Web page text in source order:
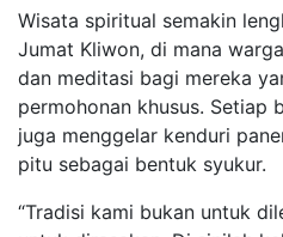
Wisata spiritual semakin
Jumat Kliwon, di mana
dan meditasi bagi mereka
permohonan khusus. Setiap
juga menggelar kenduri
pitu sebagai bentuk syukur.
“Tradisi kami bukan untuk